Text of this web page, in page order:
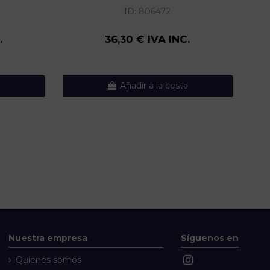
ID: 806472
36,30 € IVA INC.
Añadir a la cesta
Nuestra empresa
Quienes somos
Síguenos en